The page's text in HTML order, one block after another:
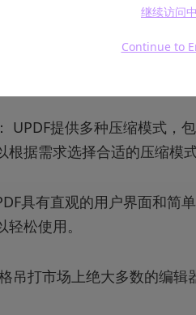
继续访问
Continue to
各种程序中顺畅运行，不
UPDF提供多种压缩模式，
根据需求选择合适的压缩模式
具有直观的用户界面和简
松使用。
吊打市场上绝大多数的编